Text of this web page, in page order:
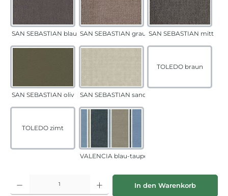
SAN SEBASTIAN blau-sandSAN SEBASTIAN grau-sandSAN SEBASTIAN
SAN SEBASTIAN oliv SAN SEBASTIAN sand
TOLEDO braun
TOLEDO zimt
VALENCIA blau-taupe
Produkt Anzahl: Gib den gewünschten Wert ein oder benutze die
In den Warenkorb